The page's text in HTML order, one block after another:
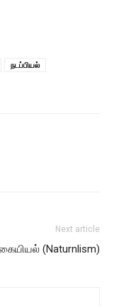
நடப்பியல்
Next article
(Naturnlism)